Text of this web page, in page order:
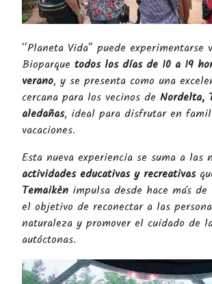
“Planeta Vida” puede experimentarse
Bioparque todos los días de 10 a 19
verano, y se presenta como una
cercana para los vecinos de Nordelta,
aledañas, ideal para disfrutar en
vacaciones.
Esta nueva experiencia se suma a las
actividades educativas y recreativas
Temaikèn impulsa desde hace más de
el objetivo de reconectar a las
naturaleza y promover el cuidado de
autóctonas.